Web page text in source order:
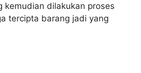
kemudian dilakukan proses
tercipta barang jadi yang